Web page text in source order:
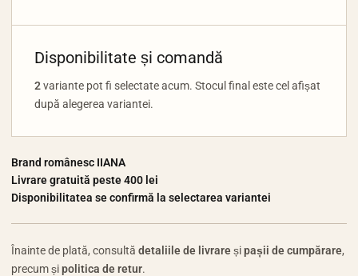
Disponibilitate și comandă
2variante pot fi selectate acum. Stocul final este cel afișat
după alegerea variantei.
Brand românesc IIANA
Livrare gratuită peste 400 lei
Disponibilitatea se confirmă la selectarea variantei
Înainte de plată, consultă detaliile de livrare șipașii de cumpărare,
precum șipolitica de retur.